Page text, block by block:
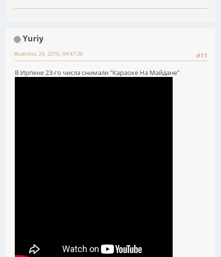
Yuriy
#11
Жовтень 24, 2016, 04:47:30
В Ирпене 23-го числа снимали "Караоке На Майдане"